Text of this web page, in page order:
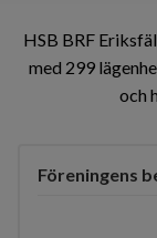
HSB BRF
med 299
och
Föreningens